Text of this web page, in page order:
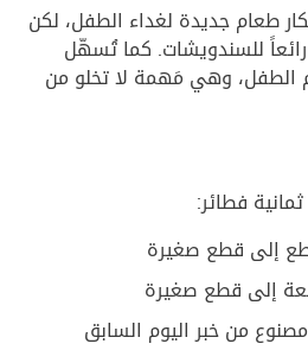
طعام جديدة لغداء الطفل، لكن
للسندويشات. كما تُسهّل
الطفل، وهي مَهمة لا تخلو من
فطائر:
إلى قطع صغيرة
إلى قطع صغيرة
من خبر اليوم السابق